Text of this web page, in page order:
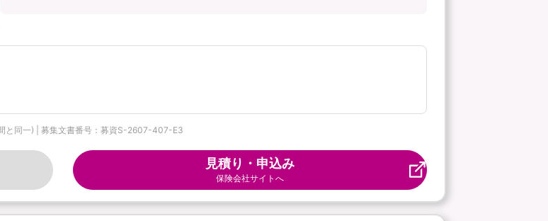
と同一) | 募集文書番号：募資S-2607-407-E3
見積り・申込み
保険会社サイトへ